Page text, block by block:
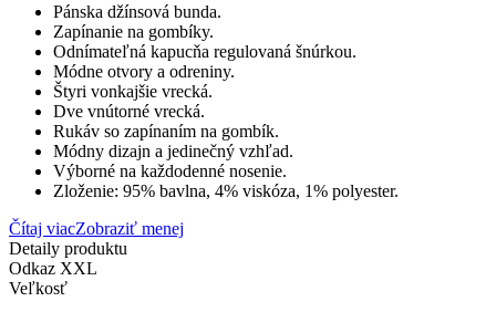
Pánska džínsová bunda.
Zapínanie na gombíky.
Odnímateľná kapucňa regulovaná šnúrkou.
Módne otvory a odreniny.
Štyri vonkajšie vrecká.
Dve vnútorné vrecká.
Rukáv so zapínaním na gombík.
Módny dizajn a jedinečný vzhľad.
Výborné na každodenné nosenie.
Zloženie: 95% bavlna, 4% viskóza, 1% polyester.
Čítaj viacZobraziť menej
Detaily produktu
Odkaz XXL
Veľkosť